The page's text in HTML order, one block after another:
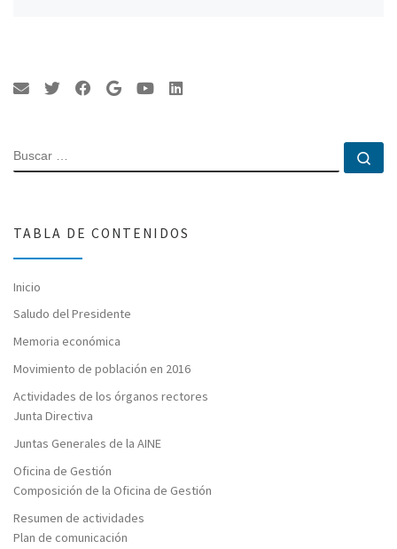
BUSCAR
TABLA DE CONTENIDOS
Inicio
Saludo del Presidente
Memoria económica
Movimiento de población en 2016
Actividades de los órganos rectores
Junta Directiva
Juntas Generales de la AINE
Oficina de Gestión
Composición de la Oficina de Gestión
Resumen de actividades
Plan de comunicación